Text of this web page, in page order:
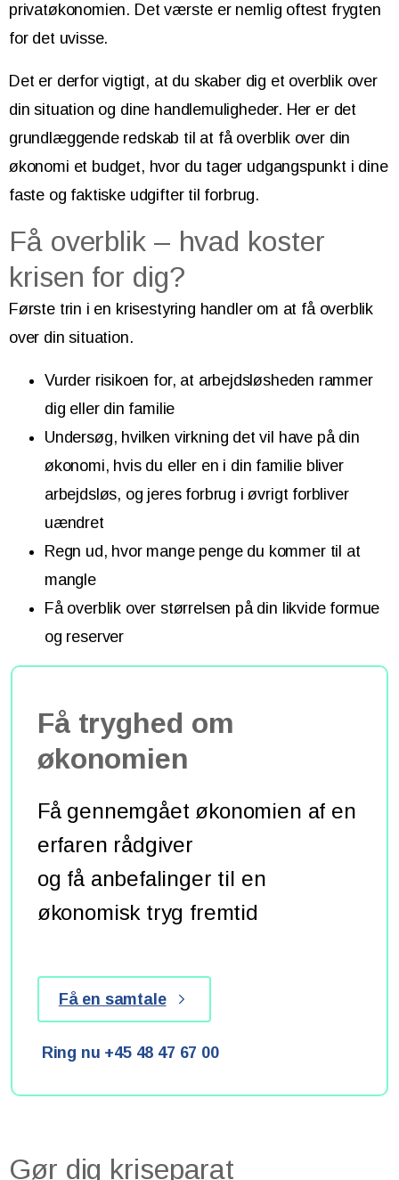
privatøkonomien. Det værste er nemlig oftest frygten
for det uvisse.
Det er derfor vigtigt, at du skaber dig et overblik over
din situation og dine handlemuligheder. Her er det
grundlæggende redskab til at få overblik over din
økonomi et budget, hvor du tager udgangspunkt i dine
faste og faktiske udgifter til forbrug.
Få overblik – hvad koster
krisen for dig?
Første trin i en krisestyring handler om at få overblik
over din situation.
Vurder risikoen for, at arbejdsløsheden rammer
dig eller din familie
Undersøg, hvilken virkning det vil have på din
økonomi, hvis du eller en i din familie bliver
arbejdsløs, og jeres forbrug i øvrigt forbliver
uændret
Regn ud, hvor mange penge du kommer til at
mangle
Få overblik over størrelsen på din likvide formue
og reserver
Få tryghed om
økonomien
Få gennemgået økonomien af en
erfaren rådgiver
og få anbefalinger til en
økonomisk tryg fremtid
Få en samtale
Ring nu +45 48 47 67 00
Gør dig kriseparat